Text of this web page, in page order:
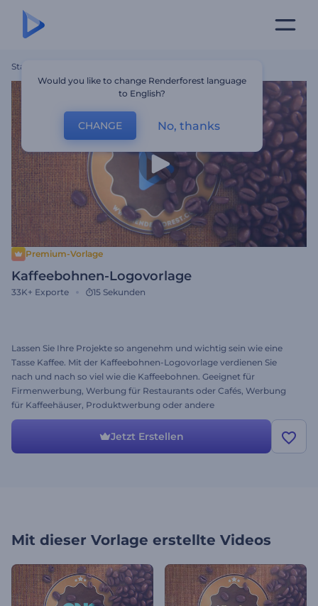
Startseite
Premium-Vorlage
Kaffeebohnen-Logovorlage
33K+ Exporte 15 Sekunden
Lassen Sie Ihre Projekte so angenehm und wichtig sein wie eine
Tasse Kaffee. Mit der Kaffeebohnen-Logovorlage verdienen Sie
nach und nach so viel wie die Kaffeebohnen. Geeignet für
Firmenwerbung, Werbung für Restaurants oder Cafés, Werbung
für Kaffeehäuser, Produktwerbung oder andere
Medienplattformen. Es dauert nur wenige Minuten: Laden Sie
einfach Ihr Logo hoch, ändern Sie Ihren Text und die Musik und
schon haben Sie ein frisches und angenehmes Video. Testen Sie die
Jetzt Erstellen
Mit dieser Vorlage erstellte Videos
Would you like to change Renderforest language
to English?
CHANGE No, thanks